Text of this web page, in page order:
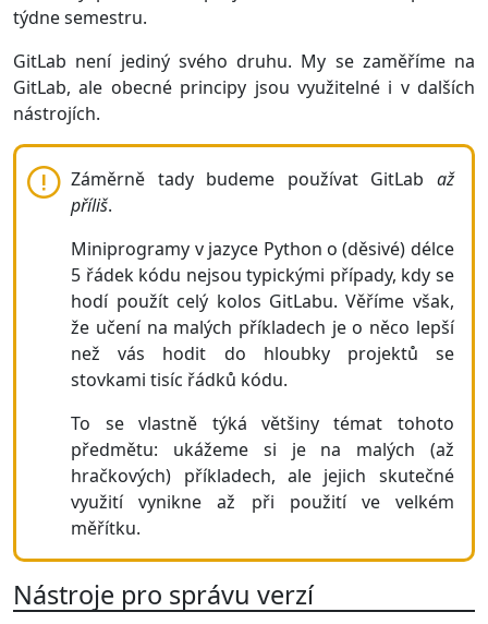
týdne semestru.
GitLab není jediný svého druhu. My se zaměříme na
GitLab, ale obecné principy jsou využitelné i v dalších
nástrojích.
Záměrně tady budeme používat GitLab až
příliš.
Miniprogramy v jazyce Python o (děsivé) délce
5 řádek kódu nejsou typickými případy, kdy se
hodí použít celý kolos GitLabu. Věříme však,
že učení na malých příkladech je o něco lepší
než vás hodit do hloubky projektů se
stovkami tisíc řádků kódu.
To se vlastně týká většiny témat tohoto
předmětu: ukážeme si je na malých (až
hračkových) příkladech, ale jejich skutečné
využití vynikne až při použití ve velkém
měřítku.
Nástroje pro správu verzí